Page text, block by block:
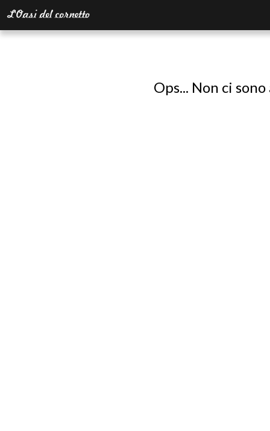
Ops... Non ci